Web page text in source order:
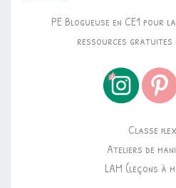
PE Blogueuse en CE1
ressources gratuites
Classe
Ateliers de
LAM (leçons à